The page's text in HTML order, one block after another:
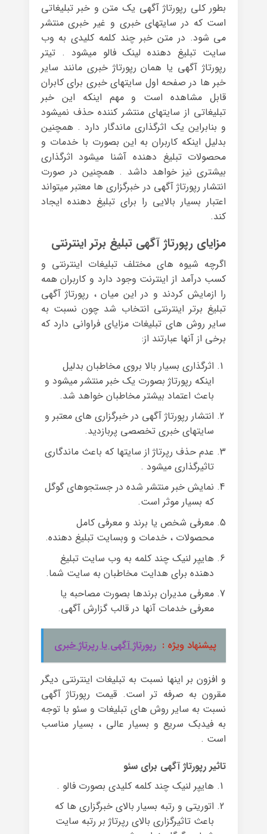
بطور کلی رپورتاژ آگهی یک متن و خبر تبلیغاتی
است که در سایتهای خبری و غیر خبری منتشر
می شود. در متن خبر چند کلمه کلیدی به وب
سایت تبلیغ دهنده لینک فالو میشود . تیتر
رپورتاژ آگهی یا همان رپورتاژ خبری مانند سایر
خبر ها در صفحه اول سایتهای خبری برای کابران
قابل مشاهده است و مهم اینکه این خبر
تبلیغاتی از سایتهای منتشر کننده حذف نمیشود
و بنابراین یک اثرگذاری ماندگار دارد . همچنین
بدلیل اینکه کاربران به این بصورت با خدمات و
محصولات تبلیغ دهنده آشنا میشود اثرگذاری
بیشتری نیز خواهد داشد . همچنین در صورت
انتشار رپورتاژ آگهی در خبرگزاری ها معتبر میتواند
اعتبار بسیار بالایی را برای تبلیغ دهنده ایجاد
کند.
مزایای رپورتاژ آگهی تبلیغ برتر اینترنتی
اگرچه شیوه های مختلف تبلیغات اینترنتی و
کسب درآمد از اینترنت وجود دارد و کاربران همه
را ازمایش کردند و در این میان ، رپورتاژ آگهی
تبلیغ برتر اینترنتی انتخاب شد چون نسبت به
سایر روش های تبلیغات مزایای فراوانی دارد که
برخی از آنها عبارتند از:
اثرگذاری بسیار بالا بروی مخاطبان بدلیل
اینکه رپورتاژ بصورت یک خبر منتشر میشود و
باعث اعتماد بیشتر مخاطبان خواهد شد.
انتشار رپورتاژ آگهی در خبرگزاری های معتبر و
سایتهای خبری تخصصی پربازدید.
عدم حذف رپرتاژ از سایتها که باعث ماندگاری
تاثیرگذاری میشود .
نمایش خبر منتشر شده در جستجوهای گوگل
که بسیار موثر است.
معرفی شخص یا برند و معرفی کامل
محصولات ، خدمات و وبسایت تبلیغ دهنده.
هایپر لنیک چند کلمه به وب سایت تبلیغ
دهنده برای هدایت مخاطبان به سایت شما.
معرفی مدیران برندها بصورت مصاحبه یا
معرفی خدمات آنها در قالب گزارش آگهی.
پیشنهاد ویژه : رپورتاژ آگهی یا رپرتاژ خبری
و افزون بر اینها نسبت به تبلیغات اینترنتی دیگر
مقرون به صرفه تر است. قیمت رپورتاژ آگهی
نسبت به سایر روش های تبلیغات و سئو با توجه
به فیدبک سریع و بسیار عالی ، بسیار مناسب
است .
تاثیر رپورتاژ آگهی برای سئو
هایپر لنیک چند کلمه کلیدی بصورت فالو .
اتوریتی و رتبه بسیار بالای خبرگزاری ها که
باعث تاثیرگزاری بالای رپرتاژ بر رتبه سایت